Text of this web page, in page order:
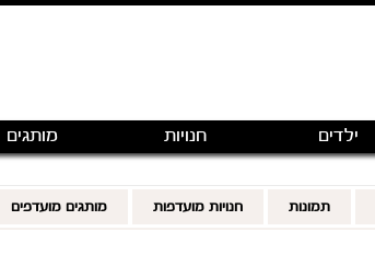
ילדים חנויות מותגים
תמונות חנויות מועדפות מותגים מועדפים